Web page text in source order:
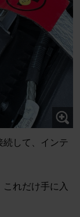
して、インテ
れだけ手に入